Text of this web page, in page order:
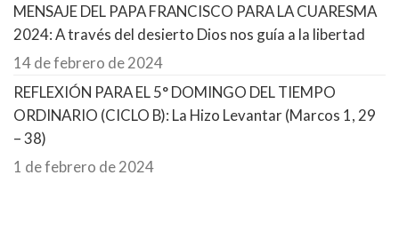
MENSAJE DEL PAPA FRANCISCO PARA LA CUARESMA
2024: A través del desierto Dios nos guía a la libertad
14 de febrero de 2024
REFLEXIÓN PARA EL 5° DOMINGO DEL TIEMPO
ORDINARIO (CICLO B): La Hizo Levantar (Marcos 1, 29
– 38)
1 de febrero de 2024